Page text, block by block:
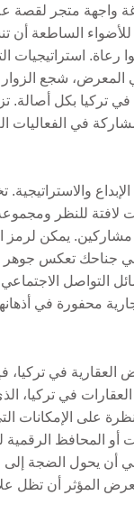
واجهة متجر لقصة
للأضواء الساطعة
رعاة.
المعرض، شجع
بكل أصالة.
للنظر
يمكن لرمز
جناحك تعكس
التواصل
محفورة في
العقارية في
في تركيا،
على الإمكانات
الكتيبات أو
يحول الضجة إلى
المؤثر أن تظل